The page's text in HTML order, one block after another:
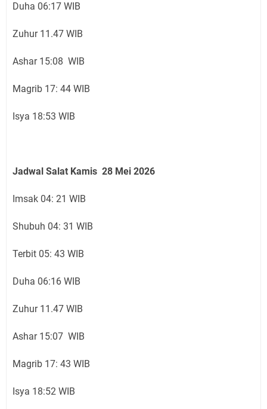
Duha 06:17 WIB
Zuhur 11.47 WIB
Ashar 15:08 WIB
Magrib 17: 44 WIB
Isya 18:53 WIB
Jadwal Salat Kamis 28 Mei 2026
Imsak 04: 21 WIB
Shubuh 04: 31 WIB
Terbit 05: 43 WIB
Duha 06:16 WIB
Zuhur 11.47 WIB
Ashar 15:07 WIB
Magrib 17: 43 WIB
Isya 18:52 WIB